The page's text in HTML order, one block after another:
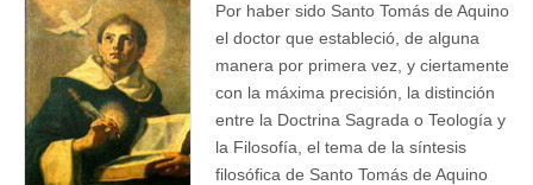
Por haber sido Santo Tomás de Aquino
el doctor que estableció, de alguna
manera por primera vez, y ciertamente
con la máxima precisión, la distinción
entre la Doctrina Sagrada o Teología y
la Filosofía, el tema de la síntesis
filosófica de Santo Tomás de Aquino